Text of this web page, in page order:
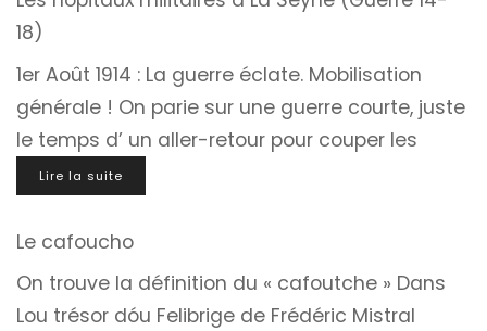
18)
1er Août 1914 : La guerre éclate. Mobilisation
générale ! On parie sur une guerre courte, juste
le temps d’ un aller-retour pour couper les
Lire la suite
Le cafoucho
On trouve la définition du « cafoutche » Dans
Lou trésor dóu Felibrige de Frédéric Mistral